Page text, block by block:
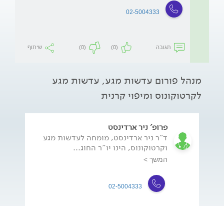
02-5004333
תגובה (0)
(0) שיתוף
מנהל פורום עדשות מגע, עדשות מגע
לקרטוקונוס ומיפוי קרנית
פרופ' ניר ארדינסט
ד"ר ניר ארדינסט, מומחה לעדשות מגע
וקרטוקונוס, הינו יו"ר החוג...
המשך >
02-5004333